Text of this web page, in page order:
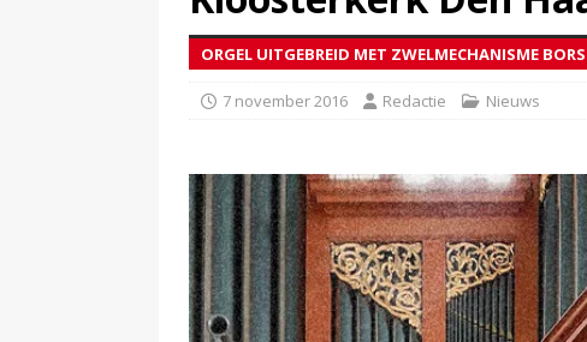
ORGEL UITGEBREID MET ZWELMECHANISME
7 november 2016 Redactie Nieuws